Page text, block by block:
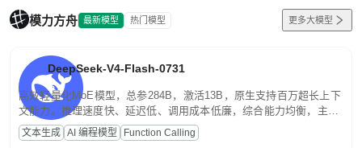
模力方舟 最新模型 热门模型 更多大模型
DeepSeek-V4-Flash-0731
高效轻量化MoE模型，总参284B，激活13B，原生支持百万超长上下
文能力。推理速度快、延迟低、调用成本低廉，综合能力均衡，主打
高并发、轻量化任务，适合日常对话、内容创作、基础 RAG、批量
文案处理等普惠刚需场景。
文本生成 AI 编程模型 Function Calling